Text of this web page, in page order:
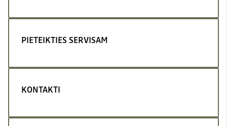
PIETEIKTIES SERVISAM
KONTAKTI